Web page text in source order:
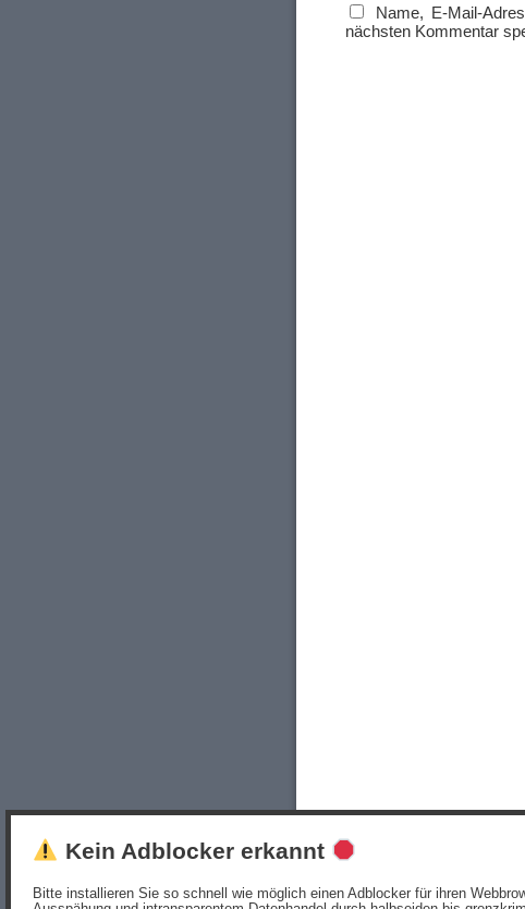
Name, E-Mail-
nächsten Kommentar
Kein Adblocker erkannt
Bitte installieren Sie so schnell wie möglich einen Adblocker für ihren